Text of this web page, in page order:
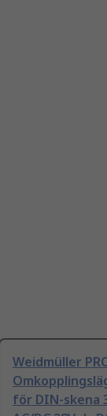
Weidmüller
för DIN-skena